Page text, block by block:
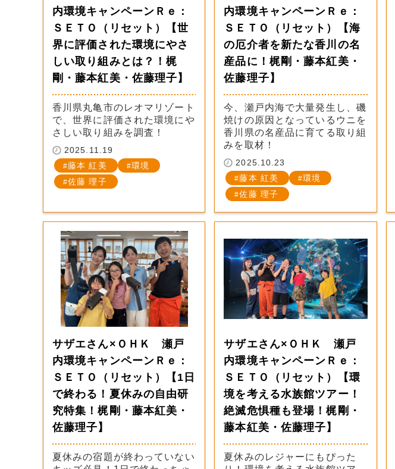
内環境キャンペーンＲｅ：
ＳＥＴＯ（リセット）【世
界に評価された環境にやさ
しい取り組みとは？！梶
剛・藤本紅美・佐藤理子】
香川県丸亀市のレオマリゾート
で、世界に評価された環境にや
さしい取り組みを調査！
2025.11.19
藤本 紅美
環境
佐藤 理子
内環境キャンペーンＲｅ：
ＳＥＴＯ（リセット）【海
の厄介者を新たな香川の名
産品に！梶剛・藤本紅美・
佐藤理子】
今、瀬戸内海で大量発生し、磯
焼けの原因となっているウニを
香川県の名産品に育てる取り組
みを取材！
2025.10.23
藤本 紅美
環境
佐藤 理子
サザエさん×ＯＨＫ 瀬戸
内環境キャンペーンＲｅ：
ＳＥＴＯ（リセット）【1日
で終わる！夏休みの自由研
究特集！梶剛・藤本紅美・
佐藤理子】
夏休みの宿題が終わっていない
サザエさん×ＯＨＫ 瀬戸
内環境キャンペーンＲｅ：
ＳＥＴＯ（リセット）【環
境を考える水族館ツアー！
絶滅危惧種も登場！梶剛・
藤本紅美・佐藤理子】
夏休みのレジャーにもぴった